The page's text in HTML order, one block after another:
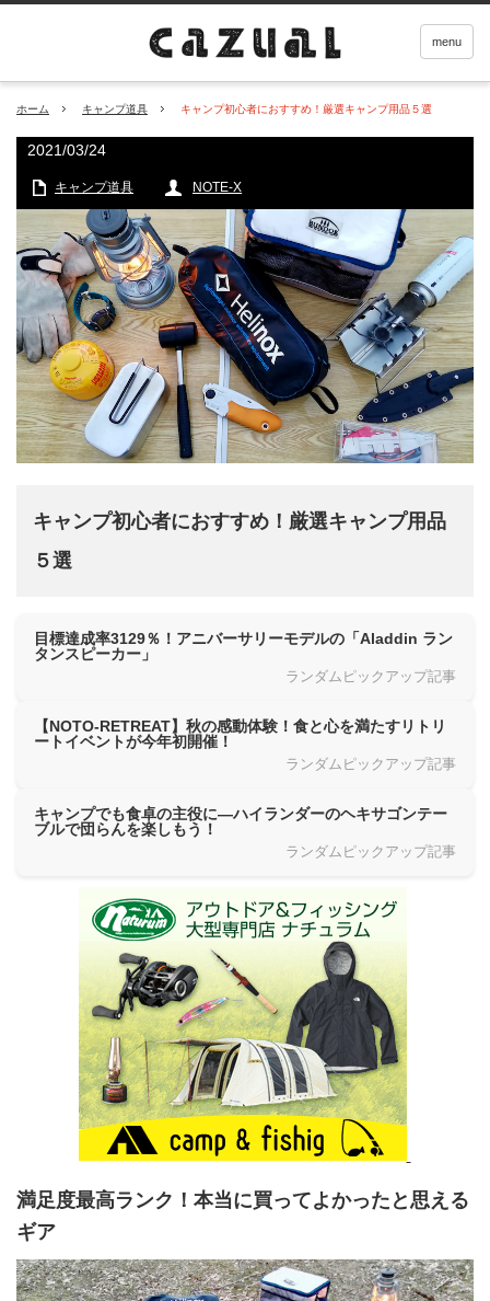
menu
ホーム キャンプ道具 キャンプ初心者におすすめ！厳選キャンプ用品５選
2021/03/24
キャンプ道具 NOTE-X
キャンプ初心者におすすめ！厳選キャンプ用品
５選
目標達成率3129％！アニバーサリーモデルの「Aladdin ラン
タンスピーカー」
ランダムピックアップ記事
【NOTO-RETREAT】秋の感動体験！食と心を満たすリトリ
ートイベントが今年初開催！
ランダムピックアップ記事
キャンプでも食卓の主役に―ハイランダーのヘキサゴンテー
ブルで団らんを楽しもう！
ランダムピックアップ記事
満足度最高ランク！本当に買ってよかったと思える
ギア